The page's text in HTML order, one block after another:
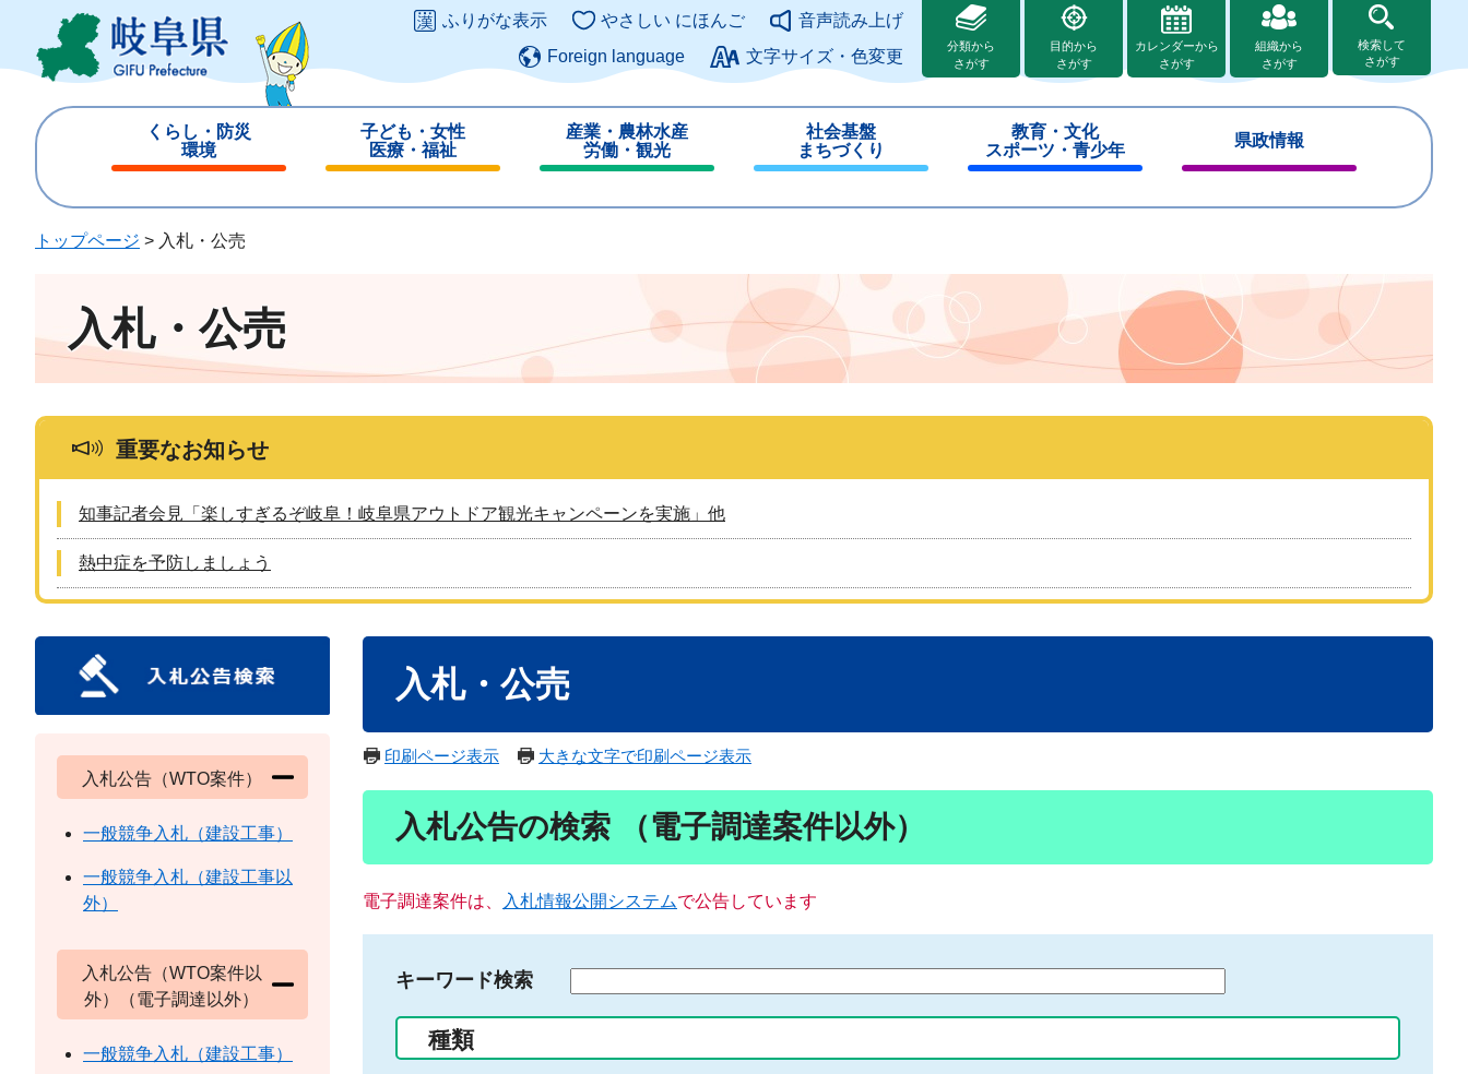
ジ
ュ
このページの本文へ
ふりがな表示 やさしい にほんご
音声読み上げ
Foreign language
文字サイズ・色変更
分類から
さがす
目的から
さがす
カレンダーから
さがす
組織から
さがす
検索して
さがす
くらし・防災
環境
じ
子ども・女性
医療・福祉
じ
産業・農林水産
労働・観光
じ
社会基盤
まちづくり
じ
教育・文化
スポーツ・青少年
じ
県政情報
じ
トップページ > 入札・公売
入札・公売
重要なお知らせ
知事記者会見「楽しすぎるぞ岐阜！岐阜県アウトドア観光キャンペーンを実施」他
熱中症を予防しましょう
入札・公売
印刷ページ表示 大きな文字で印刷ページ表示
入札公告の検索 （電子調達案件以外）
電子調達案件は、 入札情報公開システムで公告しています
キーワード検索
る
種類
入札公告（WTO案件）
一般競争入札（建設工事）
一般競争入札（建設工事以
外）
入札公告（WTO案件以
外）（電子調達以外）
一般競争入札（建設工事）